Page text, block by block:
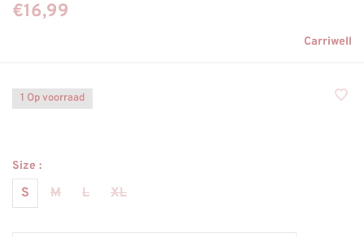
€16,99
Carriwell
1 Op voorraad
Size :
S M L XL